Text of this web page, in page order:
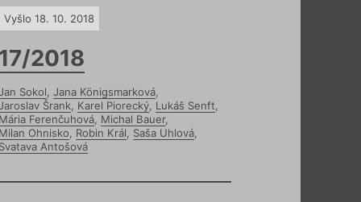
Vyšlo 18. 10. 2018
2018
Sokol, Jana Königsmarková,
Šrank, Karel Piorecký, Lukáš Senft,
Ferenčuhová, Michal Bauer,
Ohnisko, Robin Král, Saša Uhlová,
Antošová